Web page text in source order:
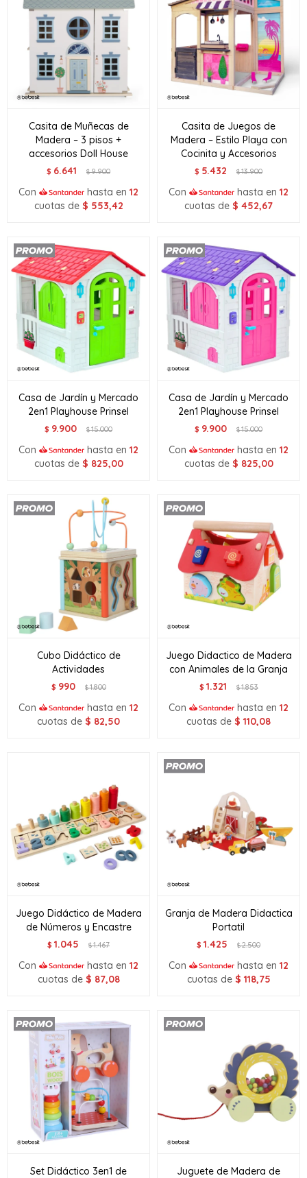
Casita de Muñecas de
Madera – 3 pisos +
accesorios Doll House
$ 6.641 $9.900
Con hasta en 12
cuotas de $ 553,42
Casita de Juegos de
Madera – Estilo Playa con
Cocinita y Accesorios
$ 5.432 $13.900
Con hasta en 12
cuotas de $ 452,67
Casa de Jardín y Mercado
2en1 Playhouse Prinsel
$ 9.900 $15.000
Con hasta en 12
cuotas de $ 825,00
Casa de Jardín y Mercado
2en1 Playhouse Prinsel
$ 9.900 $15.000
Con hasta en 12
cuotas de $ 825,00
Cubo Didáctico de
Actividades
$ 990 $1.800
Con hasta en 12
cuotas de $ 82,50
Juego Didactico de Madera
con Animales de la Granja
$ 1.321 $1.853
Con hasta en 12
cuotas de $ 110,08
Juego Didáctico de Madera
de Números y Encastre
$ 1.045 $1.467
Con hasta en 12
cuotas de $ 87,08
Granja de Madera Didactica
Portatil
$ 1.425 $2.500
Con hasta en 12
cuotas de $ 118,75
Set Didáctico 3en1 de
Juguete de Madera de